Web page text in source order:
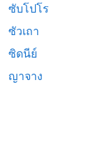
ซับโปโร
ซัวเถา
ซิดนีย์
ญาจาง